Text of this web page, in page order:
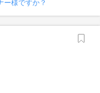
ー様ですか？